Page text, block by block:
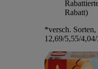
Rabatt)
*versch.
12,69/5,55/